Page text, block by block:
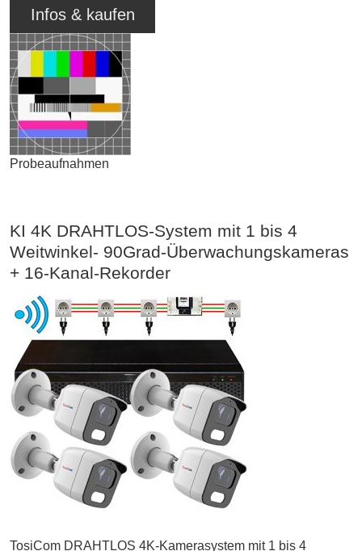
Infos & kaufen
Probeaufnahmen
KI 4K DRAHTLOS-System mit 1 bis 4
Weitwinkel- 90Grad-Überwachungskameras
+ 16-Kanal-Rekorder
TosiCom DRAHTLOS 4K-Kamerasystem mit 1 bis 4